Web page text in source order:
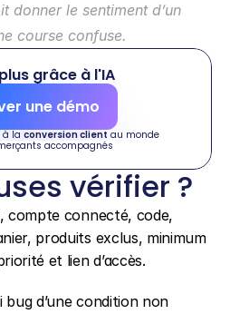
donner le sentiment d’un
course confuse.
grâce à l'IA
une démo
à la conversion client au monde
accompagnés
vérifier ?
compte connecté, code,
produits exclus, minimum
et lien d’accès.
d’une condition non